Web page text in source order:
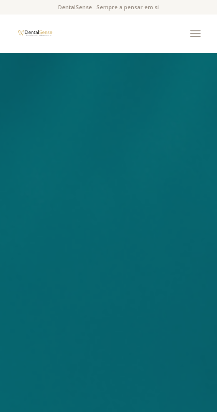
DentalSense.. Sempre a pensar em si